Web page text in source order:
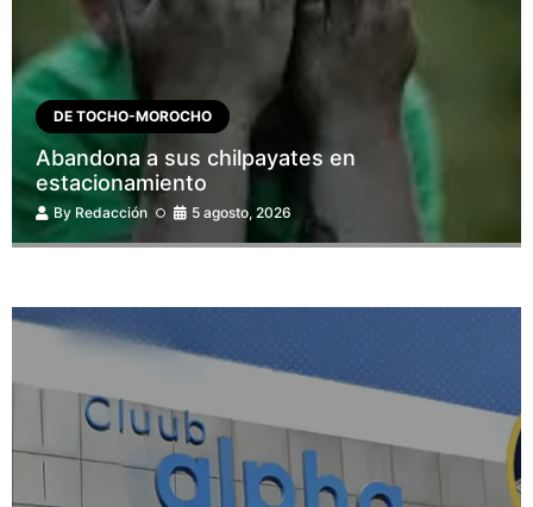
DE TOCHO-MOROCHO
Abandona a sus chilpayates en
estacionamiento
By Redacción 5 agosto, 2026